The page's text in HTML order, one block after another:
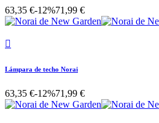
63,35 €-12%71,99 €

Lámpara de techo Norai
63,35 €-12%71,99 €